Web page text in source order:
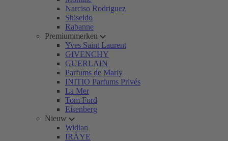
Narciso Rodriguez
Shiseido
Rabanne
Premiummerken
Yves Saint Laurent
GIVENCHY
GUERLAIN
Parfums de Marly
INITIO Parfums Privés
La Mer
Tom Ford
Eisenberg
Nieuw
Widian
IRÄYE